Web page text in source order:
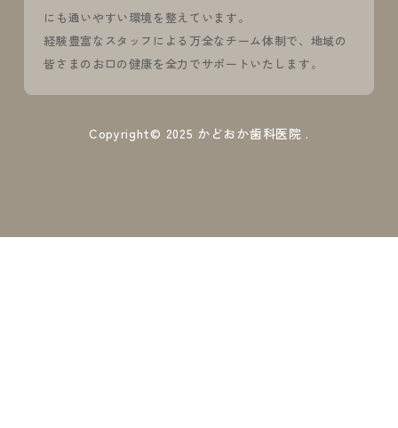
にも通いやすい環境を整えています。
経験豊富なスタッフによる万全なチーム体制で、地域の
皆さまのお口の健康を全力でサポートいたします。
Copyright© 2025 かどおか歯科医院 .